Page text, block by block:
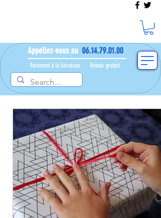
Appellez-nous au 06.14.79.01.00
Paiement à la livraison​ ​ Retour gratuit